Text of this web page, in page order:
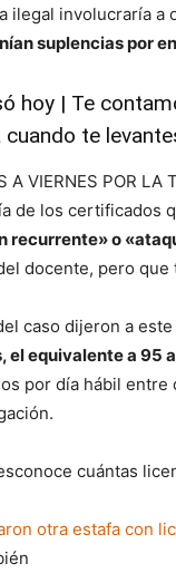
ilegal involucraría a
suplencias por
hoy | Te
cuando te
A VIERNES POR LA
de los certificados
recurrente» o
docente, pero que
caso dijeron a
el equivalente a 95
por día hábil entre
cuántas